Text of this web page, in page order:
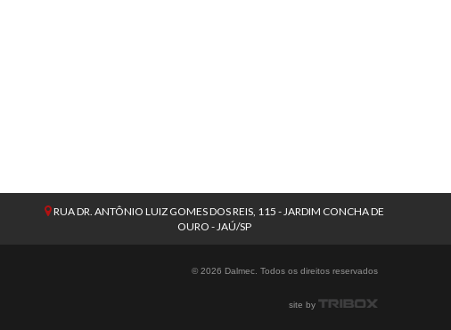
RUA DR. ANTÔNIO LUIZ GOMES DOS REIS, 115 - JARDIM CONCHA DE
OURO - JAÚ/SP
© 2026 Dalmec. Todos os direitos reservados
site by